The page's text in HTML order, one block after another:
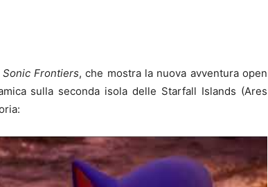
Sonic Frontiers, che mostra la nuova avventura open
sulla seconda isola delle Starfall Islands (Ares